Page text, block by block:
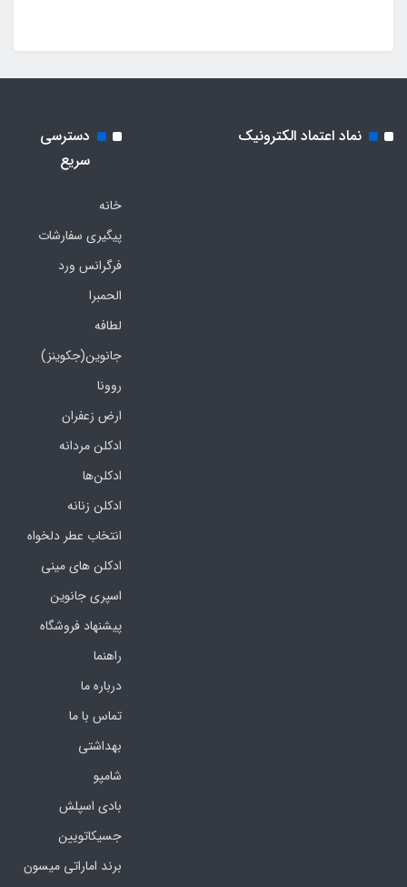
نماد اعتماد الکترونیک
دسترسی
سریع
خانه
پیگیری سفارشات
فرگرانس ورد
الحمبرا
لطافه
جانوین(جکوینز)
روونا
ارض زعفران
ادکلن مردانه
ادکلن‌ها
ادکلن زنانه
انتخاب عطر دلخواه
ادکلن های مینی
اسپری جانوین
پیشنهاد فروشگاه
راهنما
درباره ما
تماس با ما
بهداشتی
شامپو
بادی اسپلش
جسیکاتویین
برند اماراتی میسون